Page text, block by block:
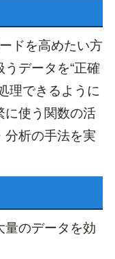
ドを高めたい方
データを“正確
理できるように
に使う関数の活
分析の手法を実
量のデータを効